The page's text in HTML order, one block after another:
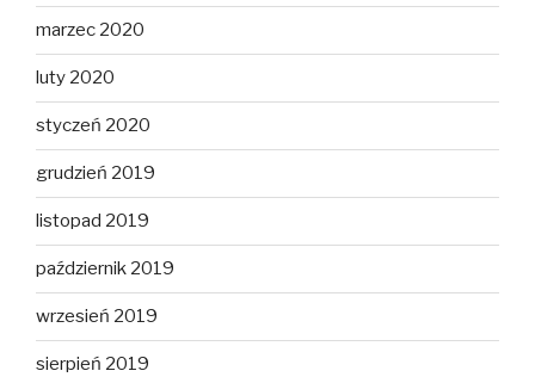
marzec 2020
luty 2020
styczeń 2020
grudzień 2019
listopad 2019
październik 2019
wrzesień 2019
sierpień 2019